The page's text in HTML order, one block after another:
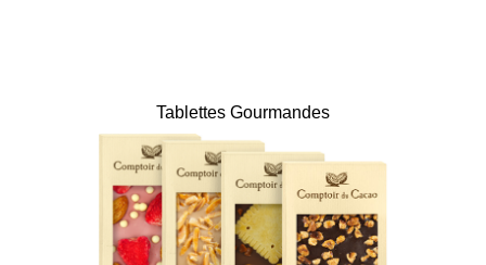
Tablettes Gourmandes